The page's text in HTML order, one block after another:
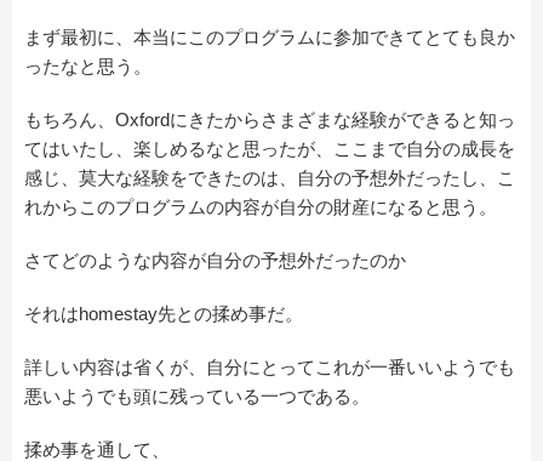
まず最初に、本当にこのプログラムに参加できてとても良か
ったなと思う。
もちろん、Oxfordにきたからさまざまな経験ができると知っ
てはいたし、楽しめるなと思ったが、ここまで自分の成長を
感じ、莫大な経験をできたのは、自分の予想外だったし、こ
れからこのプログラムの内容が自分の財産になると思う。
さてどのような内容が自分の予想外だったのか
それはhomestay先との揉め事だ。
詳しい内容は省くが、自分にとってこれが一番いいようでも
悪いようでも頭に残っている一つである。
揉め事を通して、